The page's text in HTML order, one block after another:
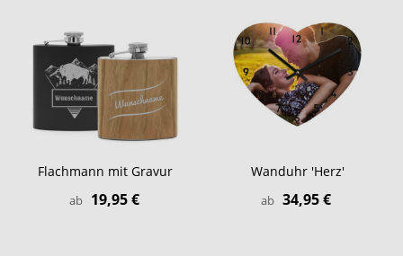
Flachmann mit Gravur
ab 19,95 €
Wanduhr 'Herz'
ab 34,95 €